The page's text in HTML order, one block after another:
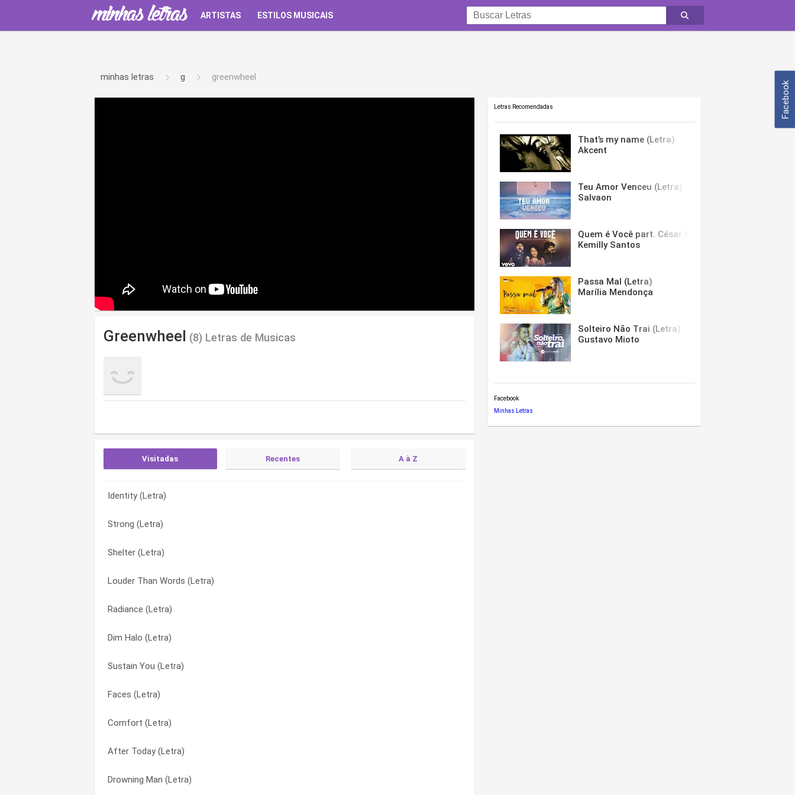
Facebook
ARTISTAS ESTILOS MUSICAIS
minhas letras g greenwheel
Greenwheel (8) Letras de Musicas
Visitadas Recentes A à Z
Identity (Letra)
Strong (Letra)
Shelter (Letra)
Louder Than Words (Letra)
Radiance (Letra)
Dim Halo (Letra)
Sustain You (Letra)
Faces (Letra)
Comfort (Letra)
After Today (Letra)
Drowning Man (Letra)
After Today (Letra)
Comfort (Letra)
Faces (Letra)
Drowning Man (Letra)
Sustain You (Letra)
Strong (Letra)
Shelter (Letra)
Radiance (Letra)
Louder Than Words (Letra)
Identity (Letra)
Dim Halo (Letra)
After Today (Letra)
Comfort (Letra)
Dim Halo (Letra)
Drowning Man (Letra)
Faces (Letra)
Identity (Letra)
Louder Than Words (Letra)
Radiance (Letra)
Shelter (Letra)
Strong (Letra)
Sustain You (Letra)
Letras Recomendadas
That’s my name (Letra)
Akcent
Teu Amor Venceu (Letra)
Salvaon
Quem é Você part. César Menotti & Fabiano (Letra)
Kemilly Santos
Passa Mal (Letra)
Marília Mendonça
Solteiro Não Trai (Letra)
Gustavo Mioto
Facebook
Minhas Letras